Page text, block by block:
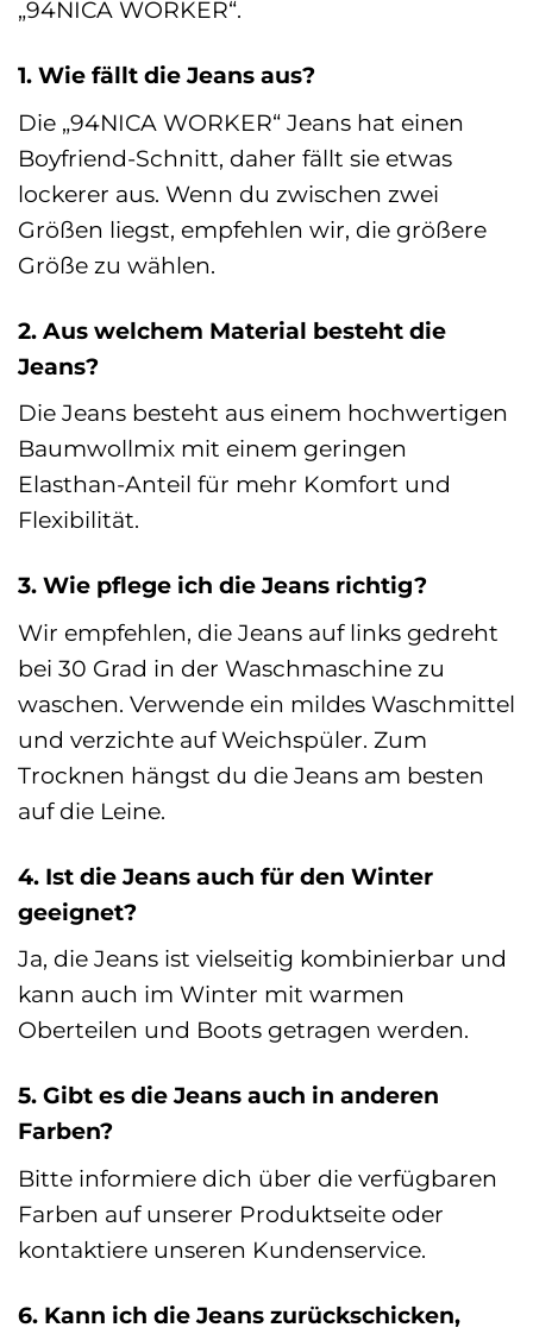
„94NICA WORKER“.
1. Wie fällt die Jeans aus?
Die „94NICA WORKER“ Jeans hat einen
Boyfriend-Schnitt, daher fällt sie etwas
lockerer aus. Wenn du zwischen zwei
Größen liegst, empfehlen wir, die größere
Größe zu wählen.
2. Aus welchem Material besteht die
Jeans?
Die Jeans besteht aus einem hochwertigen
Baumwollmix mit einem geringen
Elasthan-Anteil für mehr Komfort und
Flexibilität.
3. Wie pflege ich die Jeans richtig?
Wir empfehlen, die Jeans auf links gedreht
bei 30 Grad in der Waschmaschine zu
waschen. Verwende ein mildes Waschmittel
und verzichte auf Weichspüler. Zum
Trocknen hängst du die Jeans am besten
auf die Leine.
4. Ist die Jeans auch für den Winter
geeignet?
Ja, die Jeans ist vielseitig kombinierbar und
kann auch im Winter mit warmen
Oberteilen und Boots getragen werden.
5. Gibt es die Jeans auch in anderen
Farben?
Bitte informiere dich über die verfügbaren
Farben auf unserer Produktseite oder
kontaktiere unseren Kundenservice.
6. Kann ich die Jeans zurückschicken,